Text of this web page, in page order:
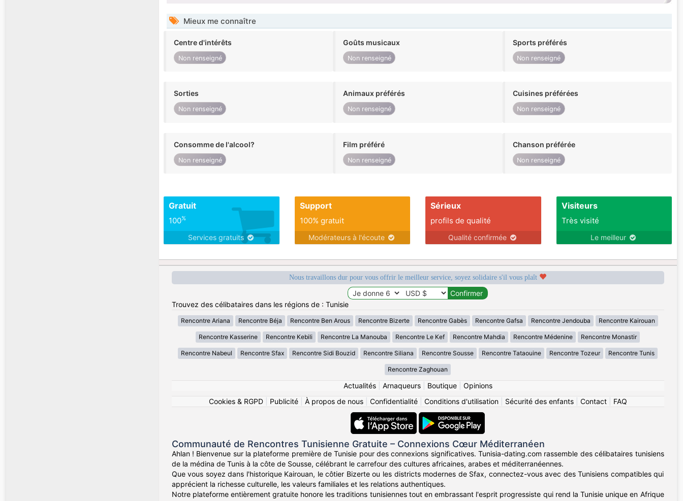
Mieux me connaître
Centre d'intérêts
Non renseigné
Goûts musicaux
Non renseigné
Sports préférés
Non renseigné
Sorties
Non renseigné
Animaux préférés
Non renseigné
Cuisines préférées
Non renseigné
Consomme de l'alcool?
Non renseigné
Film préféré
Non renseigné
Chanson préférée
Non renseigné
Gratuit
100%
Services gratuits
Support
100% gratuit
Modérateurs à l'écoute
Sérieux
profils de qualité
Qualité confirmée
Visiteurs
Très visité
Le meilleur
Nous travaillons dur pour vous offrir le meilleur service, soyez solidaire s'il vous plaît
Trouvez des célibataires dans les régions de : Tunisie
Rencontre Ariana Rencontre Béja Rencontre Ben Arous Rencontre Bizerte Rencontre Gabès Rencontre Gafsa Rencontre Jendouba Rencontre Kairouan
Rencontre Kasserine Rencontre Kebili Rencontre La Manouba Rencontre Le Kef Rencontre Mahdia Rencontre Médenine Rencontre Monastir
Rencontre Nabeul Rencontre Sfax Rencontre Sidi Bouzid Rencontre Siliana Rencontre Sousse Rencontre Tataouine Rencontre Tozeur Rencontre Tunis
Rencontre Zaghouan
Actualités| Arnaqueurs| Boutique| Opinions
Cookies & RGPD| Publicité| À propos de nous| Confidentialité| Conditions d'utilisation| Sécurité des enfants| Contact| FAQ
Communauté de Rencontres Tunisienne Gratuite – Connexions Cœur Méditerranéen
Ahlan ! Bienvenue sur la plateforme première de Tunisie pour des connexions significatives. Tunisia-dating.com rassemble des célibataires tunisiens
de la médina de Tunis à la côte de Sousse, célébrant le carrefour des cultures africaines, arabes et méditerranéennes.
Que vous soyez dans l'historique Kairouan, le côtier Bizerte ou les districts modernes de Sfax, connectez-vous avec des Tunisiens compatibles qui
apprécient la richesse culturelle, les valeurs familiales et les relations authentiques.
Notre plateforme entièrement gratuite honore les traditions tunisiennes tout en embrassant l'esprit progressiste qui rend la Tunisie unique en Afrique